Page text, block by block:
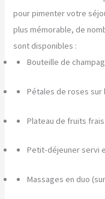
pour pimenter votre
plus mémorable, de
sont disponibles :
Bouteille de
Pétales de roses sur
Plateau de fruits
Petit-déjeuner servi
Massages en duo